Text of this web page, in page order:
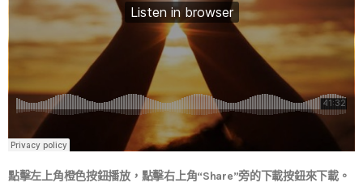
點擊左上角橙色按鈕播放，點擊右上角“Share”旁的下載按鈕來下載。